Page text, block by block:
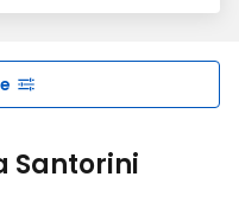
Santorini